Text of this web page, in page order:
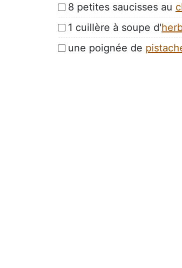
8 petites saucisses au
1 cuillère à soupe d'
une poignée de